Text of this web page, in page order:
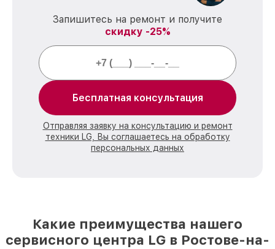
Запишитесь на ремонт и получите
скидку -25%
Бесплатная консультация
Отправляя заявку на консультацию и ремонт
техники LG, Вы соглашаетесь на обработку
персональных данных
Какие преимущества нашего
сервисного центра LG в Ростове-на-